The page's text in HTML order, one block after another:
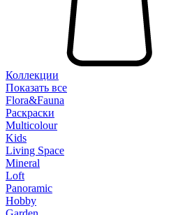
Коллекции
Показать все
Flora&Fauna
Раскраски
Multicolour
Kids
Living Space
Mineral
Loft
Panoramic
Hobby